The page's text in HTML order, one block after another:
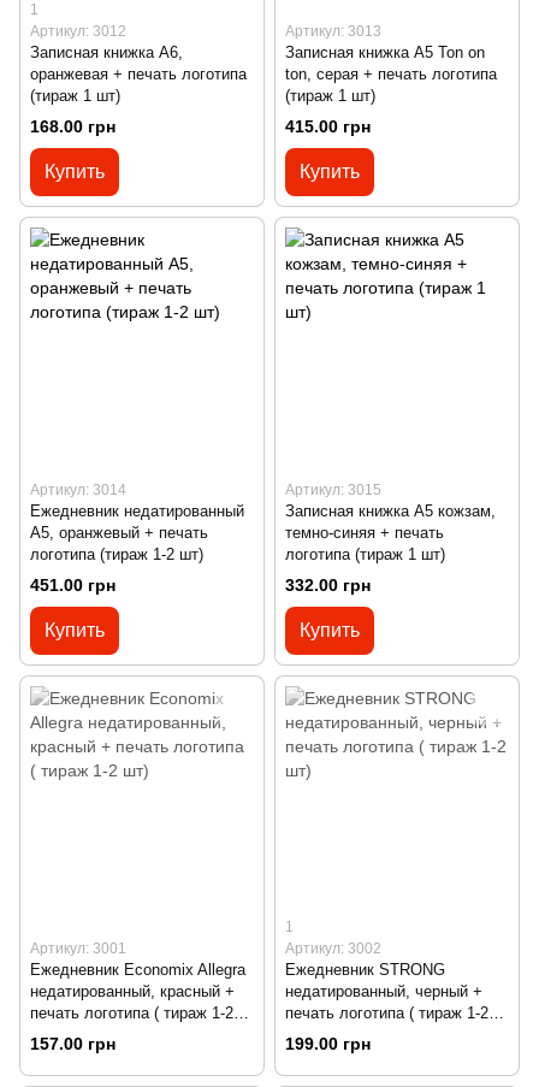
1
Артикул: 3012
Записная книжка А6,
оранжевая + печать логотипа
(тираж 1 шт)
168.00 грн
Купить
Артикул: 3013
Записная книжка А5 Ton on
ton, серая + печать логотипа
(тираж 1 шт)
415.00 грн
Купить
Артикул: 3014
Ежедневник недатированный
А5, оранжевый + печать
логотипа (тираж 1-2 шт)
451.00 грн
Купить
Артикул: 3015
Записная книжка А5 кожзам,
темно-синяя + печать
логотипа (тираж 1 шт)
332.00 грн
Купить
Артикул: 3001
Ежедневник Economix Allegra
недатированный, красный +
печать логотипа ( тираж 1-2
шт)
157.00 грн
1
Артикул: 3002
Ежедневник STRONG
недатированный, черный +
печать логотипа ( тираж 1-2
шт)
199.00 грн